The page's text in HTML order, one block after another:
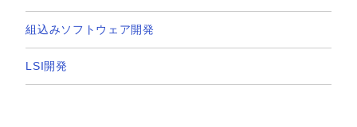
組込みソフトウェア開発
LSI開発